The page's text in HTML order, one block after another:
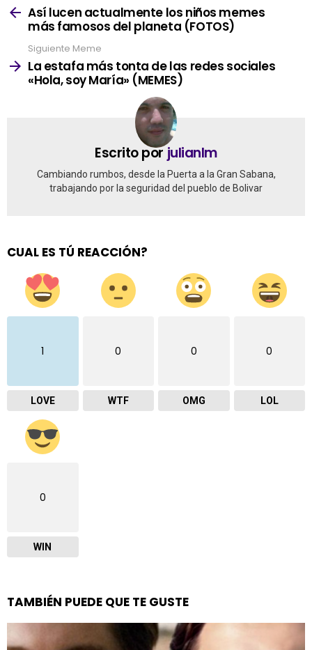
moreAsí lucen actualmente los niños memes
más famosos del planeta (FOTOS)
Siguiente Meme
La estafa más tonta de las redes sociales
«Hola, soy María» (MEMES)
Escrito porjulianlm
Cambiando rumbos, desde la Puerta a la Gran Sabana,
trabajando por la seguridad del pueblo de Bolivar
CUAL ES TÚ REACCIÓN?
1
LOVE
0
WTF
0
OMG
0
LOL
0
WIN
TAMBIÉN PUEDE QUE TE GUSTE